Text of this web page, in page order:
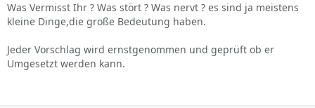
Was Vermisst Ihr ? Was stört ? Was nervt ? es sind ja meistens
kleine Dinge,die große Bedeutung haben.
Jeder Vorschlag wird ernstgenommen und geprüft ob er
Umgesetzt werden kann.